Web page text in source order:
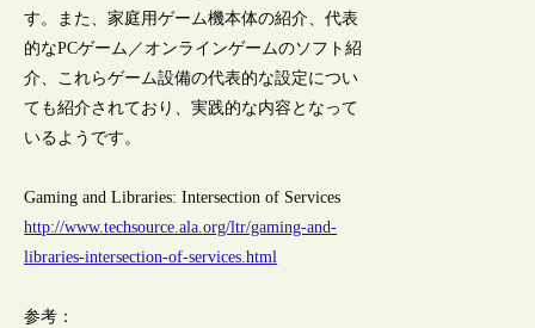
す。また、家庭用ゲーム機本体の紹介、代表
的なPCゲーム／オンラインゲームのソフト紹
介、これらゲーム設備の代表的な設定につい
ても紹介されており、実践的な内容となって
いるようです。
Gaming and Libraries: Intersection of Services
http://www.techsource.ala.org/ltr/gaming-and-
libraries-intersection-of-services.html
参考：